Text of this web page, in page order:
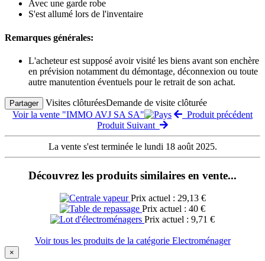
Avec une garde robe
S'est allumé lors de l'inventaire
Remarques générales:
L'acheteur est supposé avoir visité les biens avant son enchère
en prévision notamment du démontage, déconnexion ou toute
autre manutention éventuels pour le retrait de son achat.
Partager Visites clôturéesDemande de visite clôturée
Voir la vente "IMMO AVJ SA SA"
Produit précédent
Produit Suivant
La vente s'est terminée le lundi 18 août 2025.
Découvrez les produits similaires en vente...
Prix actuel : 29,13 €
Prix actuel : 40 €
Prix actuel : 9,71 €
Voir tous les produits de la catégorie Electroménager
×